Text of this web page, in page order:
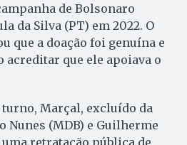
de Bolsonaro
da Silva (PT) em 2022. O
que a doação foi genuína e
acreditar que ele apoiava o
Marçal, excluído da
Nunes (MDB) e Guilherme